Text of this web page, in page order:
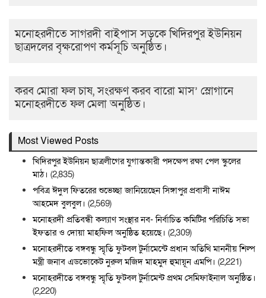
মনোহরদীতে সাগরদী বাইপাস সড়কে খিদিরপুর ইউনিয়ন
ছাত্রদলের বৃক্ষরোপণ কর্মসূচি অনুষ্ঠিত।
করব মোরা ফল চাষ, সংরক্ষণ করব বারো মাস’ স্লোগানে
মনোহরদীতে ফল মেলা অনুষ্ঠিত।
Most Viewed Posts
খিদিরপুর ইউনিয়ন ছাত্রলীগের যুগান্তকারী পদক্ষেপ রক্ষা পেল স্কুলের
মাঠ। (2,835)
পবিত্র ঈদুল ফিতরের শুভেচ্ছা জানিয়েছেন সিঙ্গাপুর প্রবাসী নাঈম
আহমেদ বুলবুল। (2,569)
মনোহরদী প্রতিবন্ধী কল্যাণ সংস্থার নব- নির্বাচিত কমিটির পরিচিতি সভা
ইফতার ও দোয়া মাহফিল অনুষ্ঠিত হয়েছে। (2,309)
মনোহরদীতে বঙ্গবন্ধু স্মৃতি ফুটবল টুর্নামেন্টে প্রধান অতিথি মাননীয় শিল্প
মন্ত্রী জনাব এডভোকেট নুরুল মজিদ মাহমুদ হুমায়ূন এমপি। (2,221)
মনোহরদীতে বঙ্গবন্ধু স্মৃতি ফুটবল টুর্নামেন্ট প্রথম সেমিফাইনাল অনুষ্ঠিত।
(2,220)